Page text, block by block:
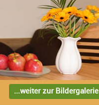
...weiter zur Bildergalerie